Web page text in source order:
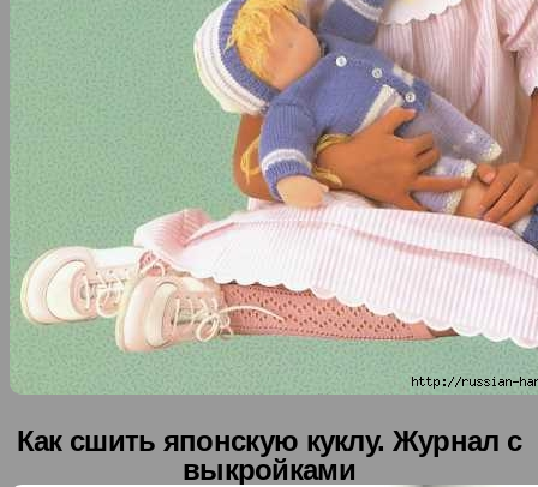
Как сшить японскую куклу. Журнал с
выкройками